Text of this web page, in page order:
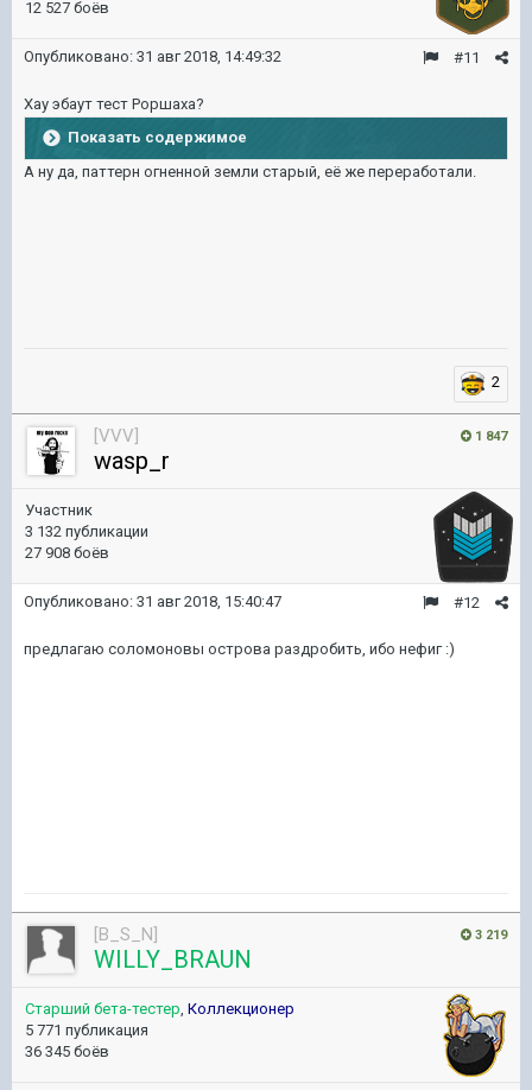
12 527 боёв
#11
Опубликовано: 31 авг 2018, 14:49:32
Хау эбаут тест Роршаха?
Показать содержимое
А ну да, паттерн огненной земли старый, её же переработали.
2
1 847
[VVV]
wasp_r
Участник
3 132 публикации
27 908 боёв
#12
Опубликовано: 31 авг 2018, 15:40:47
предлагаю соломоновы острова раздробить, ибо нефиг :)
3 219
[B_S_N]
WILLY_BRAUN
Старший бета-тестер, Коллекционер
5 771 публикация
36 345 боёв